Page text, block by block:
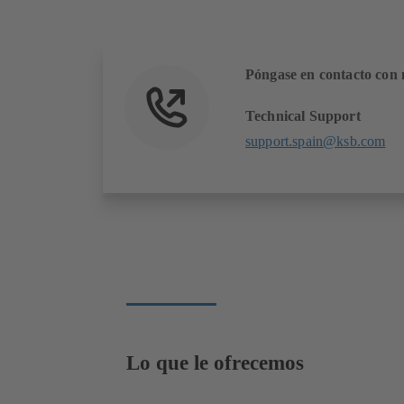
Póngase en contacto con
Technical Support
support.spain@ksb.com
Lo que le ofrecemos